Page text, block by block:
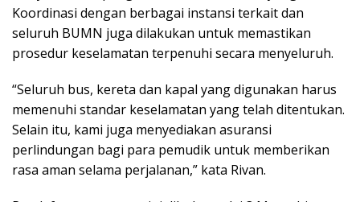
Koordinasi dengan berbagai instansi terkait dan
seluruh BUMN juga dilakukan untuk memastikan
prosedur keselamatan terpenuhi secara menyeluruh.
“Seluruh bus, kereta dan kapal yang digunakan harus
memenuhi standar keselamatan yang telah ditentukan.
Selain itu, kami juga menyediakan asuransi
perlindungan bagi para pemudik untuk memberikan
rasa aman selama perjalanan,” kata Rivan.